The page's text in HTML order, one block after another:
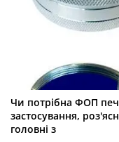
Чи потрібна ФОП
застосування,
головні з